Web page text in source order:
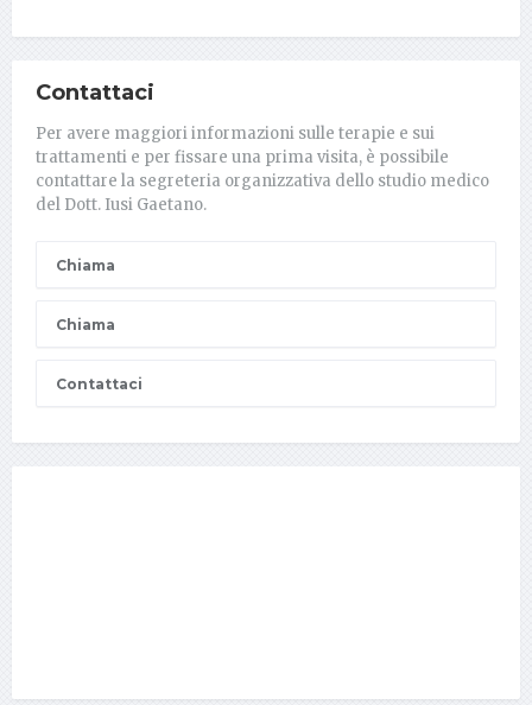
Contattaci
Per avere maggiori informazioni sulle terapie e sui
trattamenti e per fissare una prima visita, è possibile
contattare la segreteria organizzativa dello studio medico
del Dott. Iusi Gaetano.
Chiama
Chiama
Contattaci